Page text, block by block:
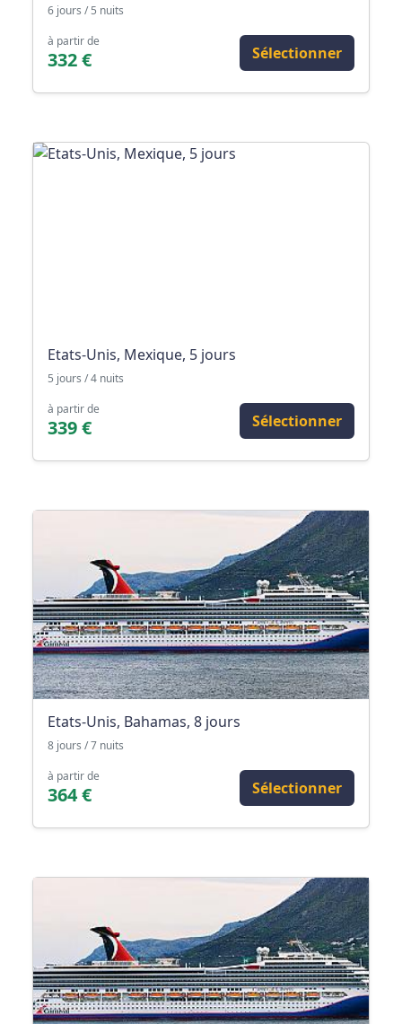
6 jours / 5 nuits
à partir de
332 € Sélectionner
Etats-Unis, Mexique, 5 jours
5 jours / 4 nuits
à partir de
339 € Sélectionner
Etats-Unis, Bahamas, 8 jours
8 jours / 7 nuits
à partir de
364 € Sélectionner